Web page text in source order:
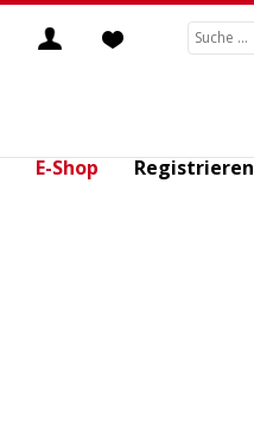
E-Shop Registrieren